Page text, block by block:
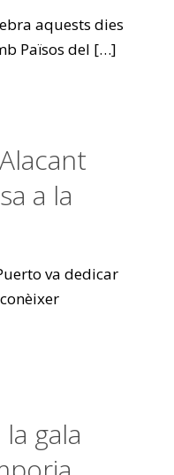
aquests dies
Països del […]
a la
va dedicar
gala